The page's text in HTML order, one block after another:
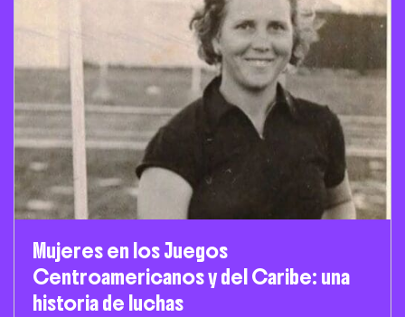
Mujeres en los Juegos
Centroamericanos y del Caribe: una
historia de luchas